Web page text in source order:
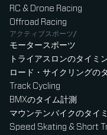
RC & Drone Racing
Offroad Racing
アクティブスポーツ/
モータースポーツ
トライアスロンのタイミ
ロード・サイクリングの
Track Cycling
BMXのタイム計測
マウンテンバイクのタイ
Speed Skating & Short